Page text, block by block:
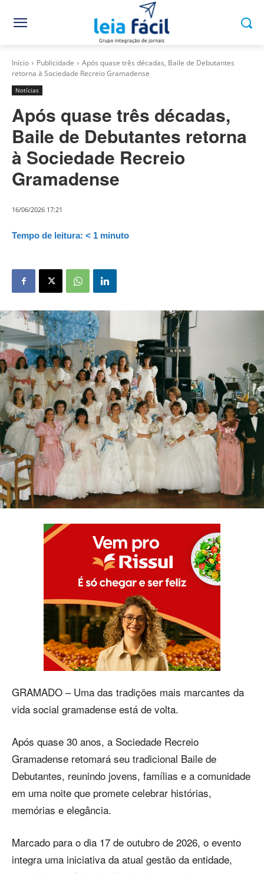
Início Publicidade
Após quase três décadas, Baile de Debutantes
retorna à Sociedade Recreio Gramadense
Notícias
Após quase três décadas,
Baile de Debutantes retorna
à Sociedade Recreio
Gramadense
16/06/2026 17:21
Tempo de leitura: < 1 minuto
GRAMADO – Uma das tradições mais marcantes da
vida social gramadense está de volta.
Após quase 30 anos, a Sociedade Recreio
Gramadense retomará seu tradicional Baile de
Debutantes, reunindo jovens, famílias e a comunidade
em uma noite que promete celebrar histórias,
memórias e elegância.
Marcado para o dia 17 de outubro de 2026, o evento
integra uma iniciativa da atual gestão da entidade,